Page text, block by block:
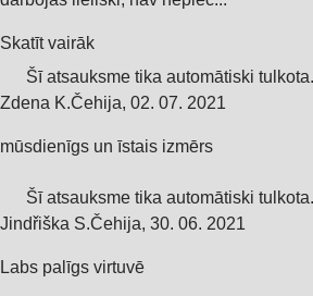
Skatīt vairāk
Šī atsauksme tika automātiski tulkota.
Zdena K.Čehija, 02. 07. 2021
mūsdienīgs un īstais izmērs
Šī atsauksme tika automātiski tulkota.
Jindřiška S.Čehija, 30. 06. 2021
Labs palīgs virtuvē